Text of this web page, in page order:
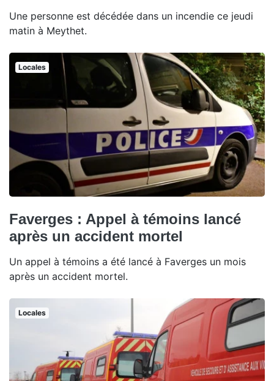
Une personne est décédée dans un incendie ce jeudi
matin à Meythet.
Locales
Faverges : Appel à témoins lancé
après un accident mortel
Un appel à témoins a été lancé à Faverges un mois
après un accident mortel.
Locales